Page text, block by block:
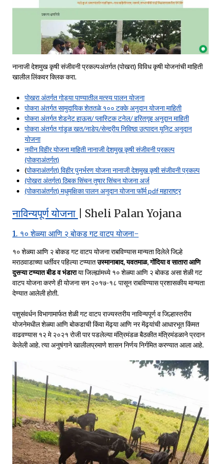
नानाजी देशमुख कृषी संजीवनी प्रकल्पअंतर्गत (पोखरा) विविध कृषी योजनांची माहिती
खालील लिंकवर क्लिक करा.
पोखरा अंतर्गत गोड्या पाण्यातील मत्स्य पालन योजना
पोकरा अंतर्गत सामुदायिक शेततळे १०० टक्के अनुदान योजना माहिती
पोकरा अंतर्गत शेडनेट हाऊस/ प्लास्टिक टनेल/ हरितगृह अनुदान माहिती
पोकरा अंतर्गत गांडूळ खत/नाडेप/सेन्द्रीय निविष्ठा उत्पादन यूनिट अनुदान
योजना
नवीन विहीर योजना माहिती नानाजी देशमुख कृषी संजीवनी प्रकल्प
(पोकराअंतर्गत)
(पोकराअंतर्गत) विहीर पुनर्भरण योजना नानाजी देशमुख कृषी संजीवनी प्रकल्प
(पोखरा अंतर्गत) ठिबक सिंचन तुषार सिंचन योजना अर्ज
(पोकराअंतर्गत) मधुमक्षिका पालन अनुदान योजना फॉर्म pdf महाराष्ट्र
नाविन्यपूर्ण योजना | Sheli Palan Yojana
1. १० शेळ्या आणि २ बोकड गट वाटप योजना-
१० शेळ्या आणि २ बोकड गट वाटप योजना राबविण्यास मान्यता दिलेले जिल्हे
मराठवाडाच्या धर्तीवर पहिल्या टप्प्यातउस्मानाबाद, यवतमाळ, गोंदिया व सातारा आणि
दुसऱ्या टप्प्यात बीड व भंडाराया जिल्ह्यांमध्ये १० शेळ्या आणि २ बोकड असा शेळी गट
वाटप योजना करणे ही योजना सन २०१७-१८ पासून राबविण्यास प्रशासकीय मान्यता
देण्यात आलेली होती.
पशुसंवर्धन विभागामार्फत शेळी गट वाटप राज्यस्तरीय नाविन्यपूर्ण व जिल्हास्तरीय
योजनेमधील शेळ्या आणि बोकडाची किंवा मेंढ्या आणि नर मेंढ्यांची आधारभूत किंमत
वाढवण्यास १२ मे २०२१ रोजी पार पडलेल्या मंत्रिमंडळ बैठकीत मंत्रिमंडळाने प्रदान
केलेली आहे. त्या अनुषंगाने खालीलप्रमाणे शासन निर्णय निर्गमित करण्यात आला आहे.